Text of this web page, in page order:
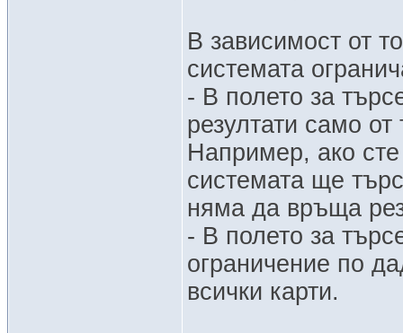
В зависимост от
системата
- В полето за
резултати само
Например, ако
системата ще
няма да връща
- В полето за
ограничение по
всички карти.